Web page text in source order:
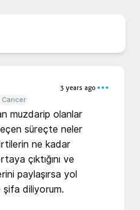
3 years ago
muzdarip olanlar
süreçte neler
ne kadar
çıktığını ve
paylaşırsa yol
diliyorum.